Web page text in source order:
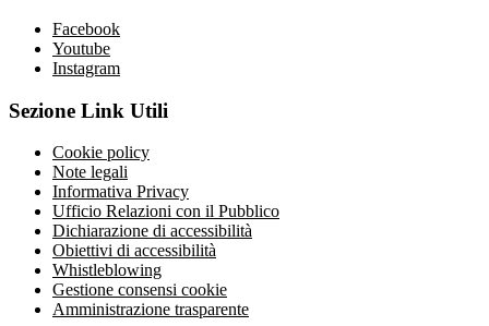
Facebook
Youtube
Instagram
Sezione Link Utili
Cookie policy
Note legali
Informativa Privacy
Ufficio Relazioni con il Pubblico
Dichiarazione di accessibilità
Obiettivi di accessibilità
Whistleblowing
Gestione consensi cookie
Amministrazione trasparente